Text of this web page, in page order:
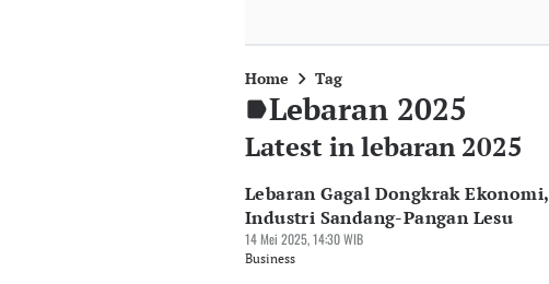
Home Tag
Lebaran 2025
Latest in lebaran 2025
Lebaran Gagal Dongkrak Ekonomi,
Industri Sandang-Pangan Lesu
14 Mei 2025, 14:30 WIB
Business